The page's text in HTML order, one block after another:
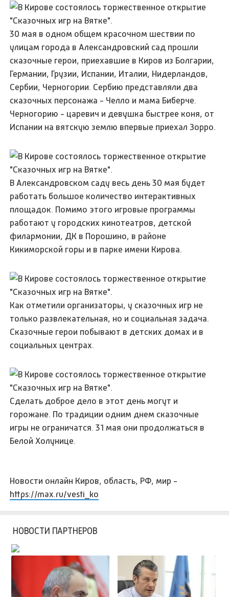
30 мая в одном общем красочном шествии по
улицам города в Александровский сад прошли
сказочные герои, приехавшие в Киров из Болгарии,
Германии, Грузии, Испании, Италии, Нидерландов,
Сербии, Черногории. Сербию представляли два
сказочных персонажа - Челло и мама Биберче.
Черногорию - царевич и девушка быстрее коня, от
Испании на вятскую землю впервые приехал Зорро.
В Александровском саду весь день 30 мая будет
работать большое количество интерактивных
площадок. Помимо этого игровые программы
работают у городских кинотеатров, детской
филармонии, ДК в Порошино, в районе
Кикиморской горы и в парке имени Кирова.
Как отметили организаторы, у сказочных игр не
только развлекательная, но и социальная задача.
Сказочные герои побывают в детских домах и в
социальных центрах.
Сделать доброе дело в этот день могут и
горожане. По традиции одним днем сказочные
игры не ограничатся. 31 мая они продолжаться в
Белой Холунице.
Новости онлайн Киров, область, РФ, мир -
https://max.ru/vesti_ko
НОВОСТИ ПАРТНЕРОВ